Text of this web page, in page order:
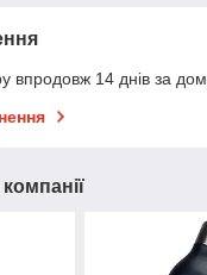
впродовж 14 днів за